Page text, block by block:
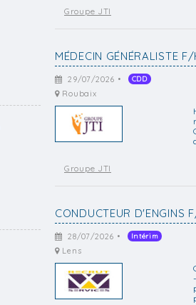
Groupe JTI
MÉDECIN GÉNÉRALISTE
29/07/2026 • CDD
Roubaix
Groupe JTI
CONDUCTEUR D'ENGINS
28/07/2026 • Intérim
Lens